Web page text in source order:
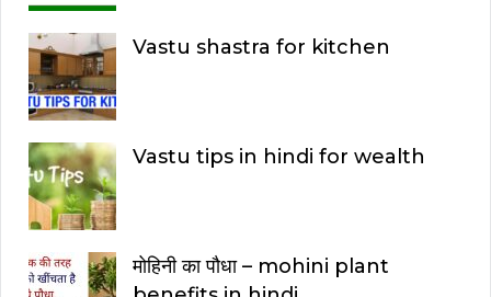
Vastu shastra for kitchen
Vastu tips in hindi for wealth
मोहिनी का पौधा – mohini plant